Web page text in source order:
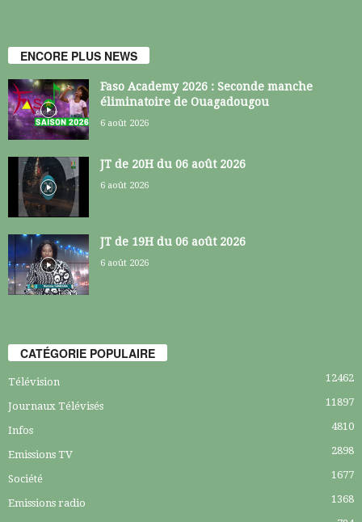
ENCORE PLUS NEWS
Faso Academy 2026 : Seconde manche
éliminatoire de Ouagadougou
6 août 2026
JT de 20H du 06 août 2026
6 août 2026
JT de 19H du 06 août 2026
6 août 2026
CATÉGORIE POPULAIRE
Télévision 12462
Journaux Télévisés 11897
Infos 4810
Emissions TV 2898
Société 1677
Emissions radio 1368